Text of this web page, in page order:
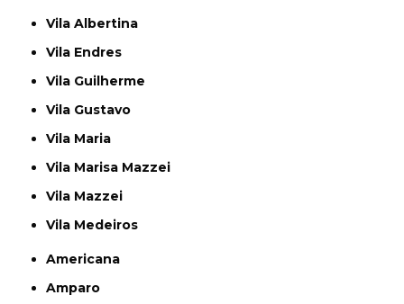
Vila Albertina
Vila Endres
Vila Guilherme
Vila Gustavo
Vila Maria
Vila Marisa Mazzei
Vila Mazzei
Vila Medeiros
Americana
Amparo